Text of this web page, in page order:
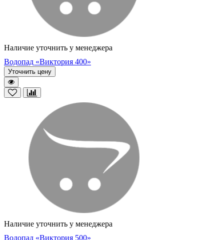
Наличие уточнить у менеджера
Водопад «Виктория 400»
Уточнить цену
Наличие уточнить у менеджера
Водопад «Виктория 500»